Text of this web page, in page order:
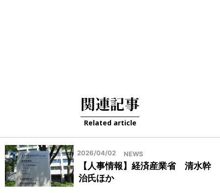
関連記事
Related article
2026/04/02 NEWS
【人事情報】経済産業省 清水幹
治氏ほか